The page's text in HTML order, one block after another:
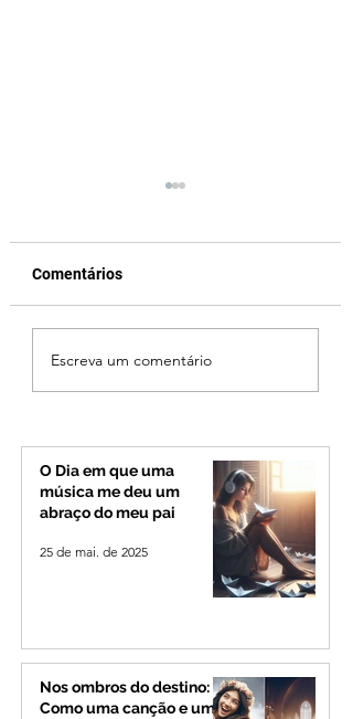
Patrocínio realiza
primeiras cirurgias de
reversão de colostomia
espera
Comentários
Escreva um comentário
O Dia em que uma
música me deu um
abraço do meu pai
25 de mai. de 2025
Nos ombros do destino:
Como uma canção e um